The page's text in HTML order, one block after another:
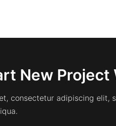
New
consectetur adipiscing elit,